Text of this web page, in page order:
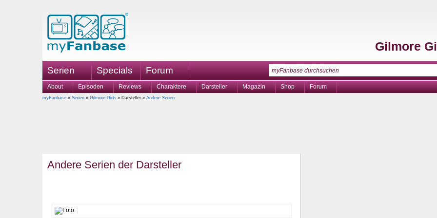
Gilmore
Serien Specials Forum
About Episoden Reviews Charaktere Darsteller Magazin Shop Forum
myFanbase » Serien » Gilmore Girls » Darsteller » Andere Serien
Andere Serien der Darsteller